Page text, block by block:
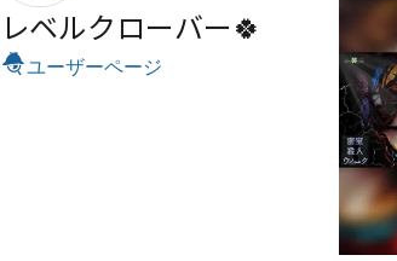
レベルクローバー🍀
ユーザーページ